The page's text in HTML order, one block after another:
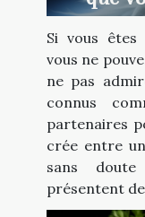
Si vous êtes
vous ne
ne pas
connus
partenaires
crée entre
sans
présentent